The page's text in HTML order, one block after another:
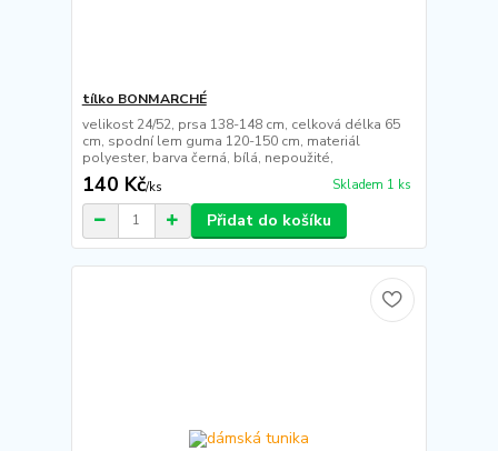
tílko BONMARCHÉ
velikost 24/52, prsa 138-148 cm, celková délka 65
cm, spodní lem guma 120-150 cm, materiál
polyester, barva černá, bílá, nepoužité,
140 Kč/ks Skladem 1 ks
Přidat do košíku